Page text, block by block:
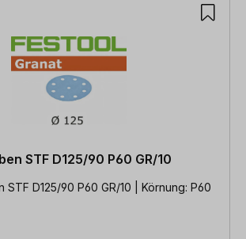
STF D125/90 P60 GR/10
D125/90 P60 GR/10 | Körnung: P60